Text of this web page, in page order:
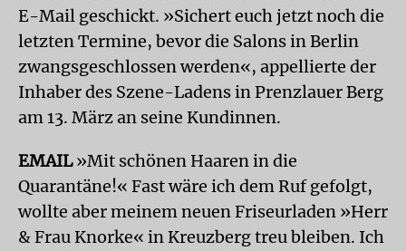
E-Mail geschickt. »Sichert euch jetzt noch die
letzten Termine, bevor die Salons in Berlin
zwangsgeschlossen werden«, appellierte der
Inhaber des Szene-Ladens in Prenzlauer Berg
am 13. März an seine Kundinnen.
EMAIL»Mit schönen Haaren in die
Quarantäne!« Fast wäre ich dem Ruf gefolgt,
wollte aber meinem neuen Friseurladen »Herr
& Frau Knorke« in Kreuzberg treu bleiben. Ich